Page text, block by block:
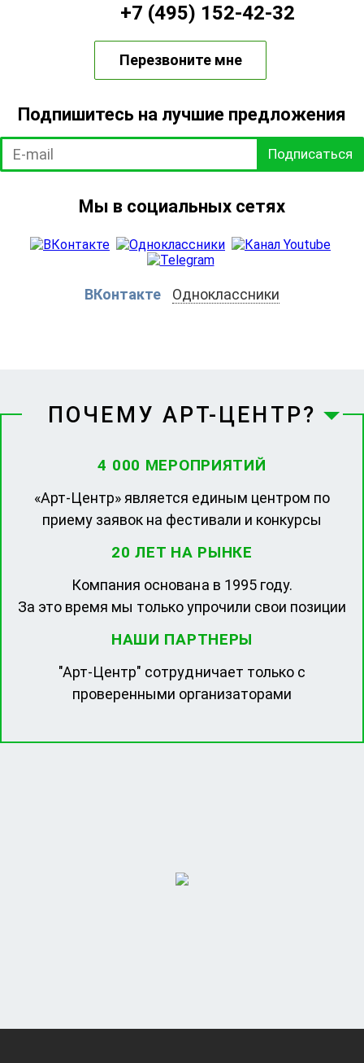
+7 (495) 152-42-32
Перезвоните мне
Подпишитесь на лучшие предложения
Подписаться
Мы в социальных сетях
ВКонтакте Одноклассники
ПОЧЕМУ АРТ-ЦЕНТР?
4 000 МЕРОПРИЯТИЙ
«Арт-Центр» является единым центром по
приему заявок на фестивали и конкурсы
20 ЛЕТ НА РЫНКЕ
Компания основана в 1995 году.
За это время мы только упрочили свои позиции
НАШИ ПАРТНЕРЫ
"Арт-Центр" сотрудничает только с
проверенными организаторами